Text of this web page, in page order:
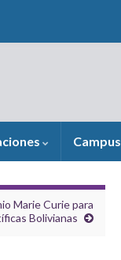
Campus
Marie Curie para
Bolivianas